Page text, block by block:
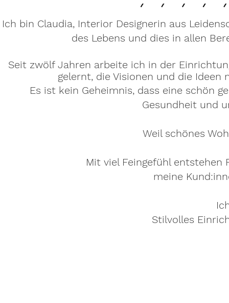
Ich bin Claudia, Interior Designerin aus
des Lebens und dies in allen
Seit zwölf Jahren arbeite ich in der
gelernt, die Visionen und die
Es ist kein Geheimnis, dass eine schön
Gesundheit und
Weil schönes
Mit viel Feingefühl entstehen
meine
Stilvolles